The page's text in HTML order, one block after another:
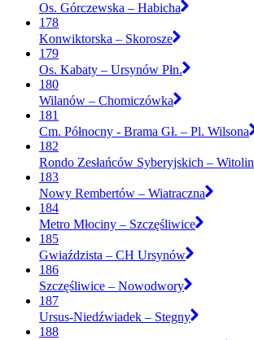
Os. Górczewska – Habicha
178
Konwiktorska – Skorosze
179
Os. Kabaty – Ursynów Płn.
180
Wilanów – Chomiczówka
181
Cm. Północny - Brama Gł. – Pl. Wilsona
182
Rondo Zesłańców Syberyjskich – Witolin
183
Nowy Rembertów – Wiatraczna
184
Metro Młociny – Szczęśliwice
185
Gwiaździsta – CH Ursynów
186
Szczęśliwice – Nowodwory
187
Ursus-Niedźwiadek – Stegny
188